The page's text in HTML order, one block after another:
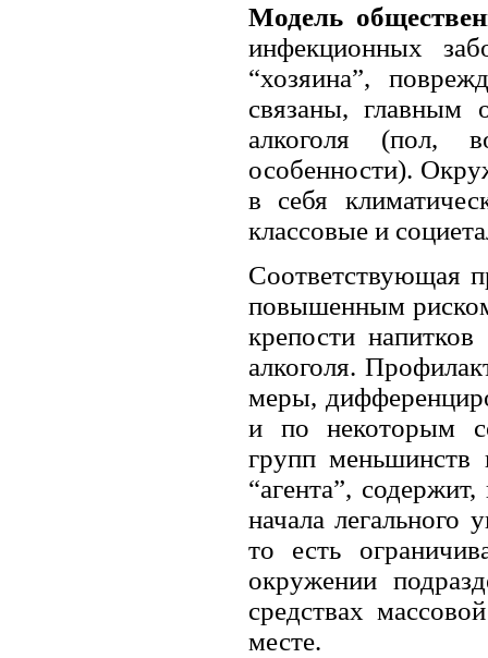
Модель
инфекционных
“хозяина”,
связаны, главным
алкоголя (пол,
особенности).
в себя
классовые и
Соответствующая
повышенным
крепости
алкоголя.
меры,
и по некоторым
групп меньшинств
“агента”,
начала легального
то есть
окружении
средствах
месте.